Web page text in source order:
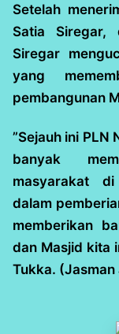
Setelah
Satia Siregar,
Siregar
yang
pembangunan
”Sejauh ini PLN
banyak
masyarakat
dalam
memberikan
dan Masjid kita
Tukka.